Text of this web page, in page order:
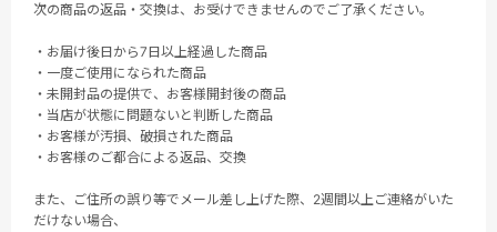
次の商品の返品・交換は、お受けできませんのでご了承ください。
・お届け後日から7日以上経過した商品
・一度ご使用になられた商品
・未開封品の提供で、お客様開封後の商品
・当店が状態に問題ないと判断した商品
・お客様が汚損、破損された商品
・お客様のご都合による返品、交換
また、ご住所の誤り等でメール差し上げた際、2週間以上ご連絡がいた
だけない場合、